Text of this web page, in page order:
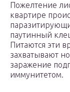
Пожелтение
квартире
паутинный
Питаются эти
захватывают
заражение
иммунитетом.